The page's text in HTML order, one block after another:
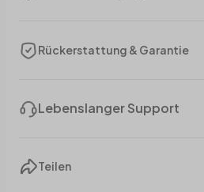
Rückerstattung & Garantie
Lebenslanger Support
Teilen